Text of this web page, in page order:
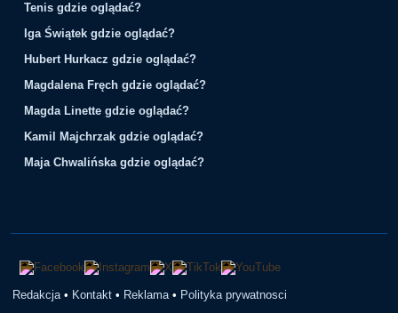
Tenis gdzie oglądać?
Iga Świątek gdzie oglądać?
Hubert Hurkacz gdzie oglądać?
Magdalena Fręch gdzie oglądać?
Magda Linette gdzie oglądać?
Kamil Majchrzak gdzie oglądać?
Maja Chwalińska gdzie oglądać?
Redakcja • Kontakt • Reklama • Polityka prywatnosci